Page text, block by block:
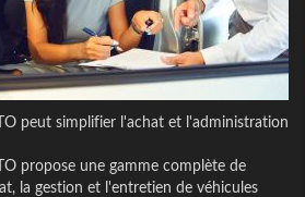
peut simplifier l'achat et l'administration
propose une gamme complète de
la gestion et l'entretien de véhicules